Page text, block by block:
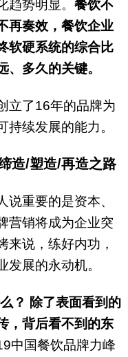
势明显。 餐饮不
再奏效，餐饮企业
软硬系统的综合比
、多久的关键。
立了16年的品牌为
续发展的能力。
造/塑造/再造之路
重要的是资本、
营销将成为企业突
来说，练好内功，
展的永动机。
？ 除了表面看到的
，背后看不到的东
中国餐饮品牌力峰